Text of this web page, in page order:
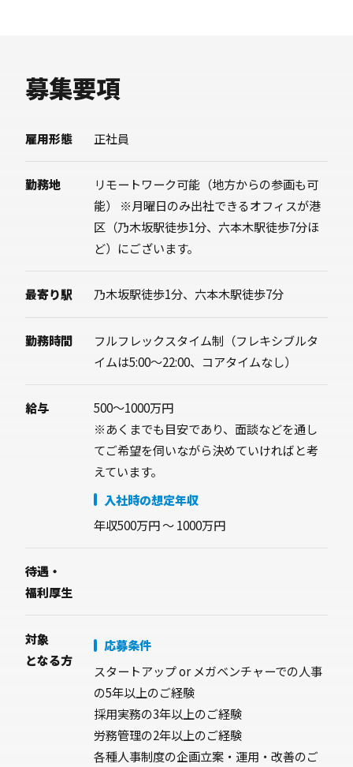
メントも担当していただく予定です。
募集要項
雇用形態 正社員
勤務地
リモートワーク可能（地方からの参画も可
能） ※月曜日のみ出社できるオフィスが港
区（乃木坂駅徒歩1分、六本木駅徒歩7分ほ
ど）にございます。
最寄り駅 乃木坂駅徒歩1分、六本木駅徒歩7分
勤務時間
フルフレックスタイム制（フレキシブルタ
イムは5:00〜22:00、コアタイムなし）
給与
500〜1000万円
※あくまでも目安であり、面談などを通し
てご希望を伺いながら決めていければと考
えています。
入社時の想定年収
年収500万円 〜 1000万円
待遇・
福利厚生
対象
となる方
応募条件
スタートアップ or メガベンチャーでの人事
の5年以上のご経験
採用実務の3年以上のご経験
労務管理の2年以上のご経験
各種人事制度の企画立案・運用・改善のご